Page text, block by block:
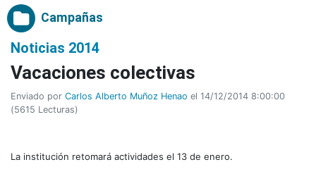
Campañas
Noticias 2014
Vacaciones colectivas
Enviado por Carlos Alberto Muñoz Henao el 14/12/2014 8:00:00
(5615 Lecturas)
La institución retomará actividades el 13 de enero.